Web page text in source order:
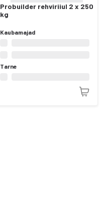
Probuilder rehviriiul 2 x 250
kg
Kaubamajad
Tarne